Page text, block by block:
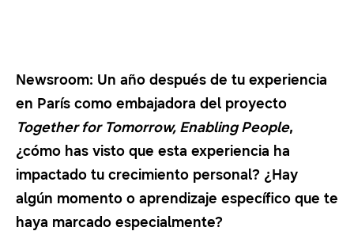
Newsroom: Un año después de tu experiencia
en París como embajadora del proyecto
Together for Tomorrow, Enabling People,
¿cómo has visto que esta experiencia ha
impactado tu crecimiento personal? ¿Hay
algún momento o aprendizaje específico que te
haya marcado especialmente?